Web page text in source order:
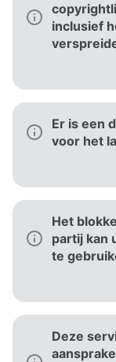
inclusief
Er is een
voor het
Het
partij kan
te
Deze